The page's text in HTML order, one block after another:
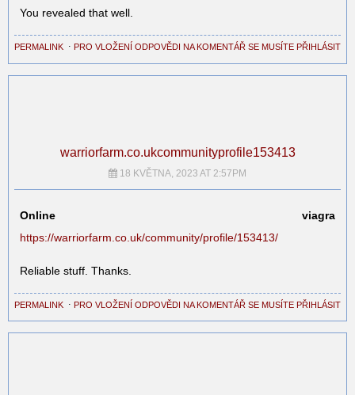
You revealed that well.
PERMALINK ⋅ PRO VLOŽENÍ ODPOVĚDI NA KOMENTÁŘ SE MUSÍTE PŘIHLÁSIT
warriorfarm.co.ukcommunityprofile153413
18 KVĚTNA, 2023 AT 2:57PM
Online viagra
https://warriorfarm.co.uk/community/profile/153413/
Reliable stuff. Thanks.
PERMALINK ⋅ PRO VLOŽENÍ ODPOVĚDI NA KOMENTÁŘ SE MUSÍTE PŘIHLÁSIT